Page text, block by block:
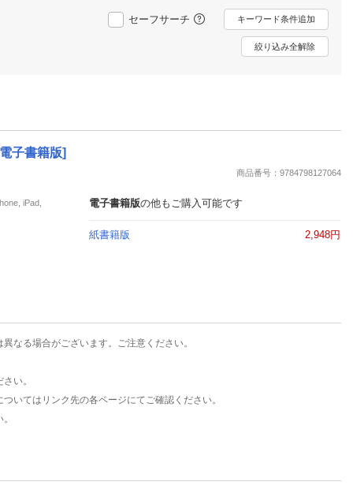
動画配信
楽天TV
動画配信ガイド
推し楽
セーフサーチ キーワード条件追加
絞り込み全解除
子書籍版]
商品番号：9784798127064
iPad,
電子書籍版の他もご購入可能です
紙書籍版 2,948円
なる場合がございます。ご注意ください。
い。
いてはリンク先の各ページにてご確認ください。